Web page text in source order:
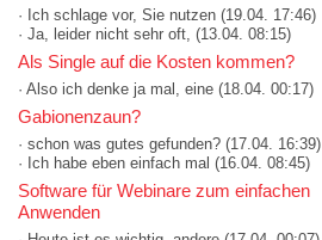
· Ich schlage vor, Sie nutzen (19.04. 17:46)
· Ja, leider nicht sehr oft, (13.04. 08:15)
Als Single auf die Kosten kommen?
· Also ich denke ja mal, eine (18.04. 00:17)
Gabionenzaun?
· schon was gutes gefunden? (17.04. 16:39)
· Ich habe eben einfach mal (16.04. 08:45)
Software für Webinare zum einfachen
Anwenden